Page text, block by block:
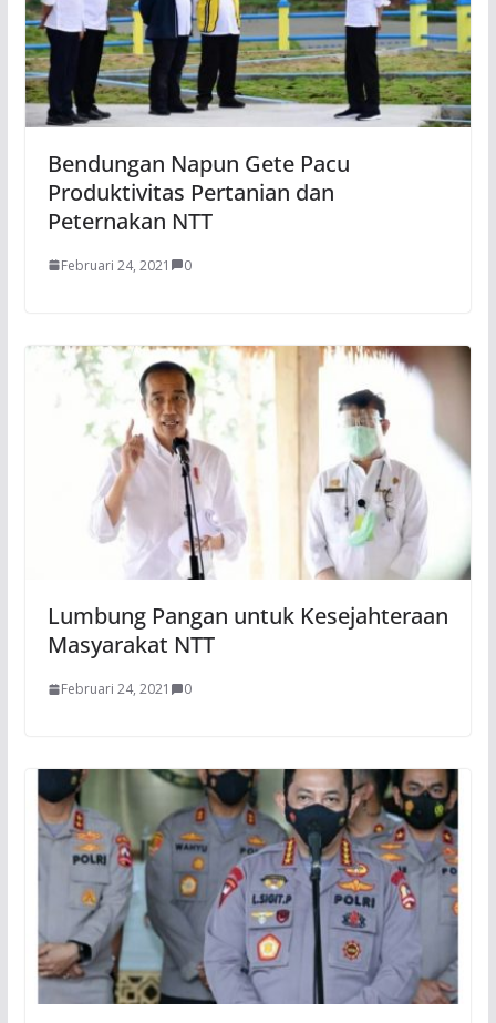
Bendungan Napun Gete Pacu
Produktivitas Pertanian dan
Peternakan NTT
Februari 24, 2021 0
Lumbung Pangan untuk Kesejahteraan
Masyarakat NTT
Februari 24, 2021 0